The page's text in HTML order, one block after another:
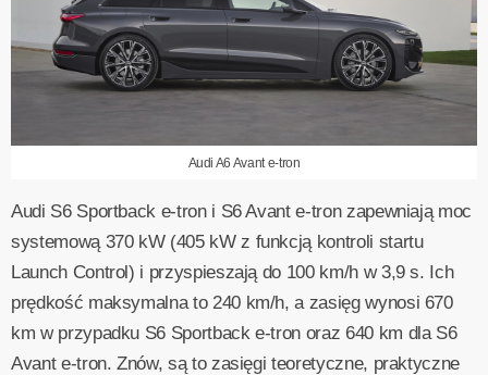
Audi A6 Avant e-tron
Audi S6 Sportback e-tron i S6 Avant e-tron zapewniają moc
systemową 370 kW (405 kW z funkcją kontroli startu
Launch Control) i przyspieszają do 100 km/h w 3,9 s. Ich
prędkość maksymalna to 240 km/h, a zasięg wynosi 670
km w przypadku S6 Sportback e-tron oraz 640 km dla S6
Avant e-tron. Znów, są to zasięgi teoretyczne, praktyczne